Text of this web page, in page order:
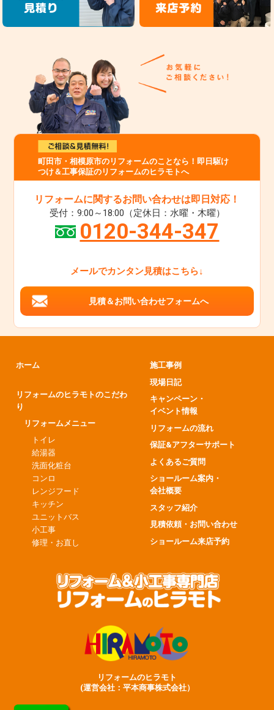
町田市・相模原市のリフォームのことなら！即日駆け
つけ＆工事保証のリフォームのヒラモトへ
リフォームに関するお問い合わせは即日対応！
受付：9:00～18:00（定休日：水曜・木曜）
0120-344-347
メールでカンタン見積はこちら↓
見積＆お問い合わせフォームへ
ホーム
リフォームのヒラモトのこだわ
り
リフォームメニュー
トイレ
給湯器
洗面化粧台
コンロ
レンジフード
キッチン
ユニットバス
小工事
修理・お直し
施工事例
現場日記
キャンペーン・
イベント情報
リフォームの流れ
保証&アフターサポート
よくあるご質問
ショールーム案内・
会社概要
スタッフ紹介
見積依頼・お問い合わせ
ショールーム来店予約
リフォームのヒラモト
(運営会社：平本商事株式会社）